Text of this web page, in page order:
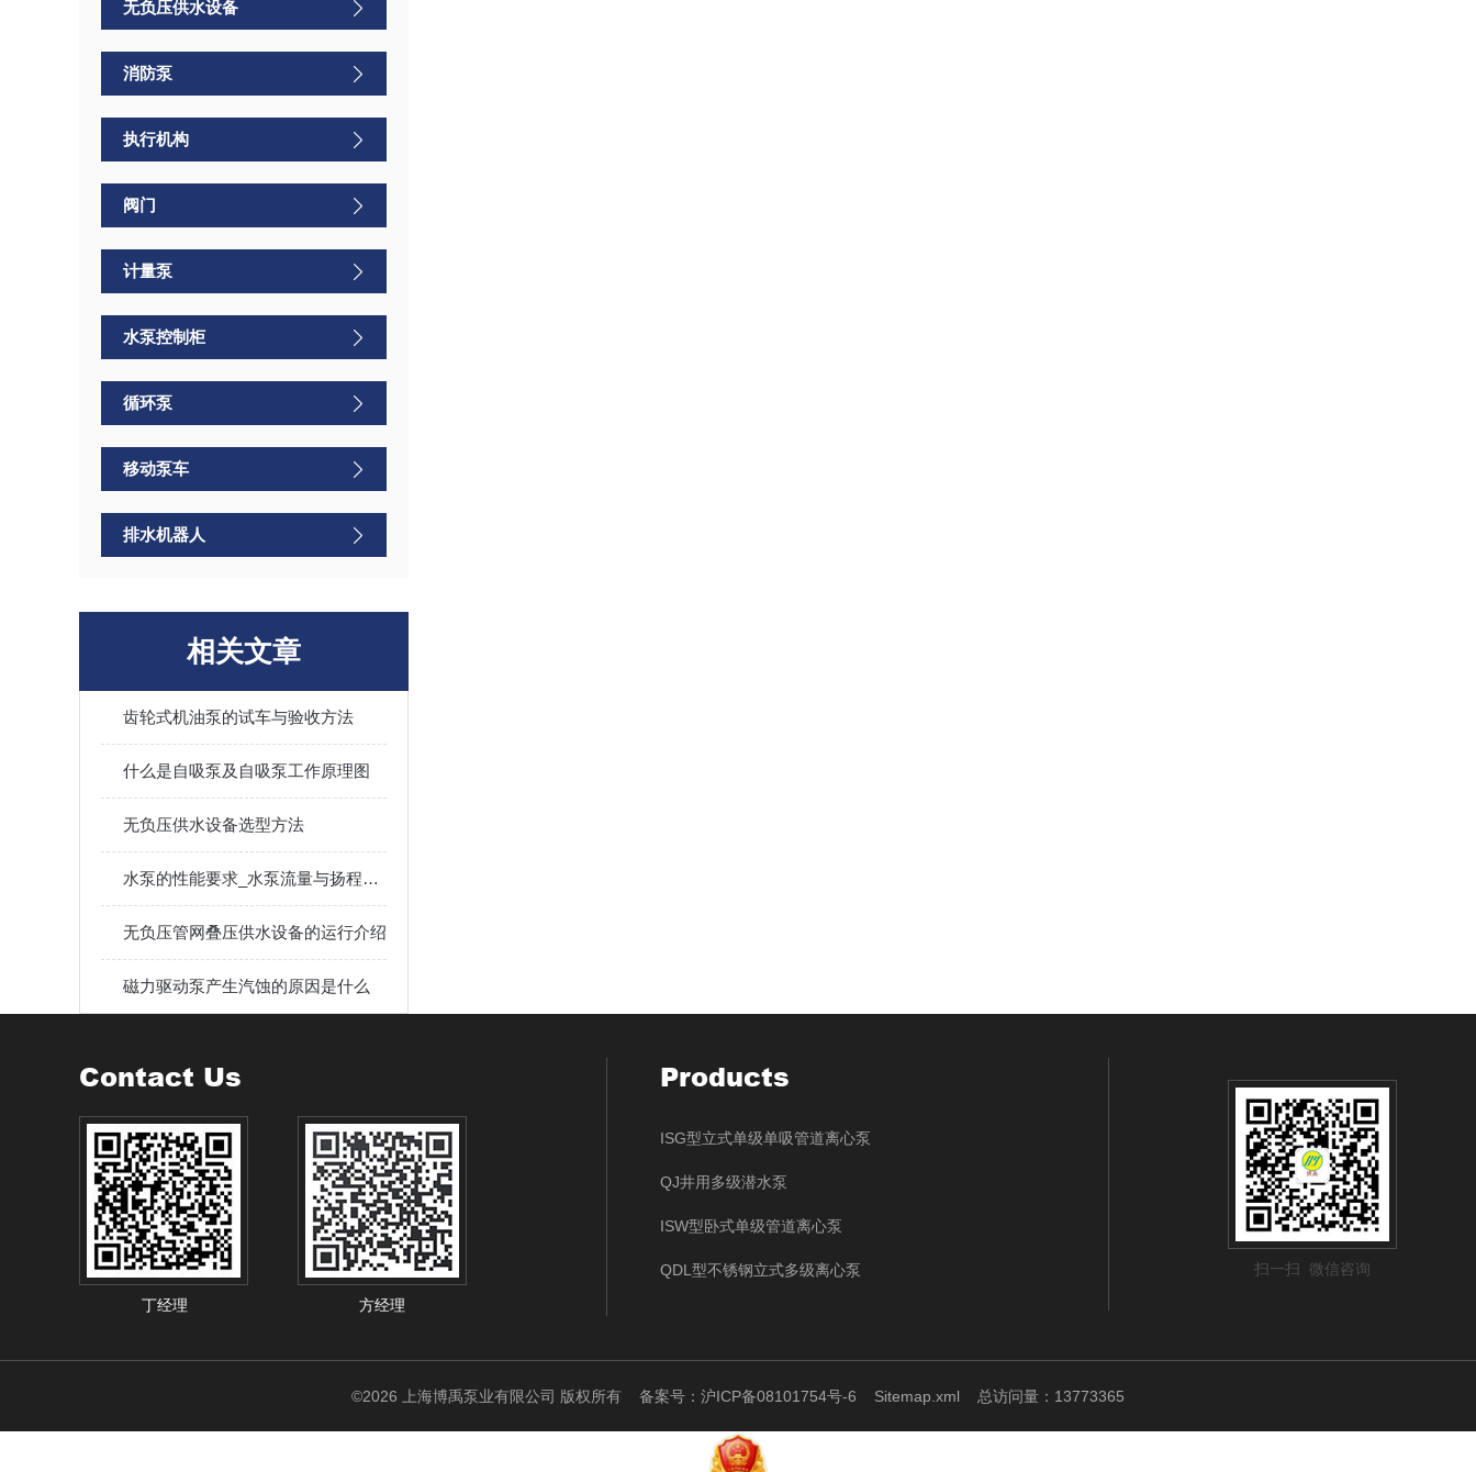
无负压供水设备
消防泵
执行机构
阀门
计量泵
水泵控制柜
循环泵
移动泵车
排水机器人
相关文章
齿轮式机油泵的试车与验收方法
什么是自吸泵及自吸泵工作原理图
无负压供水设备选型方法
水泵的性能要求_水泵流量与扬程的关系
无负压管网叠压供水设备的运行介绍
磁力驱动泵产生汽蚀的原因是什么
Contact Us
丁经理 方经理
Products
ISG型立式单级单吸管道离心泵
QJ井用多级潜水泵
ISW型卧式单级管道离心泵
QDL型不锈钢立式多级离心泵 扫一扫 微信咨询
©2026 上海博禹泵业有限公司 版权所有 备案号：沪ICP备08101754号-6 Sitemap.xml 总访问量：13773365